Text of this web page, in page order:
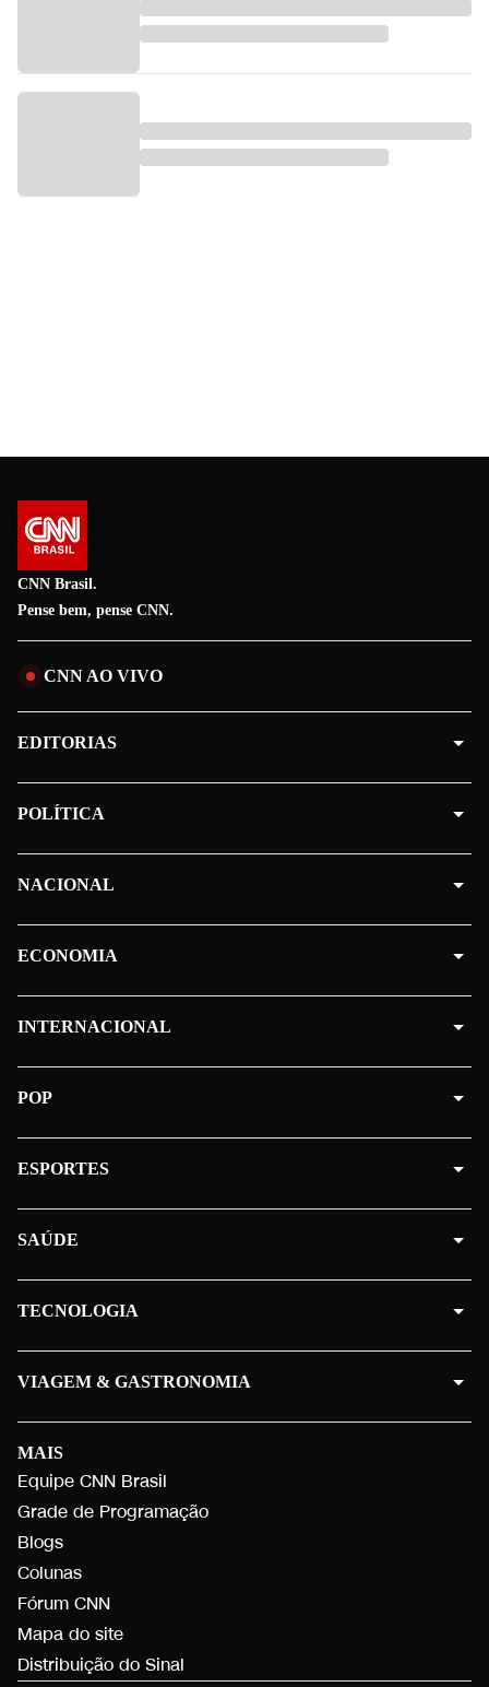
CNN Brasil.
Pense bem, pense CNN.
CNN AO VIVO
MAIS
Equipe CNN Brasil
Grade de Programação
Blogs
Colunas
Fórum CNN
Mapa do site
Distribuição do Sinal
EDITORIAS
POLÍTICA
NACIONAL
ECONOMIA
INTERNACIONAL
POP
ESPORTES
SAÚDE
TECNOLOGIA
VIAGEM & GASTRONOMIA